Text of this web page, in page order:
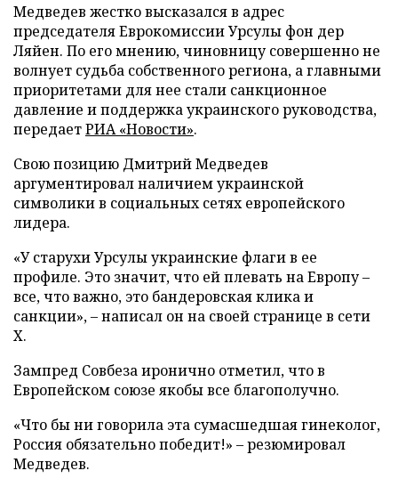
Медведев жестко высказался в адрес
председателя Еврокомиссии Урсулы фон дер
Ляйен. По его мнению, чиновницу совершенно не
волнует судьба собственного региона, а главными
приоритетами для нее стали санкционное
давление и поддержка украинского руководства,
передаетРИА «Новости».
Свою позицию Дмитрий Медведев
аргументировал наличием украинской
символики в социальных сетях европейского
лидера.
«У старухи Урсулы украинские флаги в ее
профиле. Это значит, что ей плевать на Европу –
все, что важно, это бандеровская клика и
санкции», – написал он на своей странице в сети
X.
Зампред Совбеза иронично отметил, что в
Европейском союзе якобы все благополучно.
«Что бы ни говорила эта сумасшедшая гинеколог,
Россия обязательно победит!» – резюмировал
Медведев.